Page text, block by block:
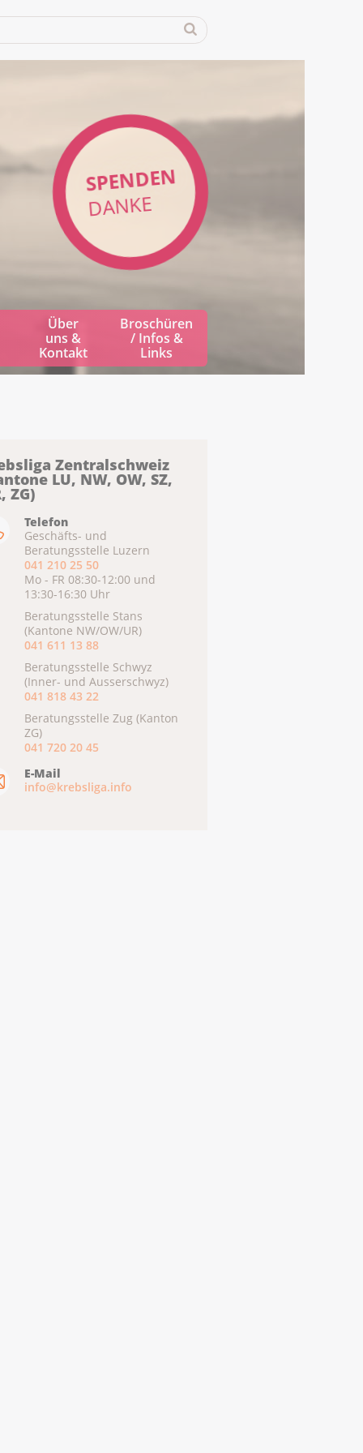
SPENDEN
DANKE
Über
uns &
Kontakt
Broschüren
/ Infos &
Links
Zentralschweiz
LU, NW, OW, SZ,
ZG)
Telefon
Geschäfts- und
Beratungsstelle Luzern
041 210 25 50
Mo - FR 08:30-12:00 und
13:30-16:30 Uhr
Beratungsstelle Stans
(Kantone NW/OW/UR)
041 611 13 88
Beratungsstelle Schwyz
(Inner- und Ausserschwyz)
041 818 43 22
Beratungsstelle Zug (Kanton
ZG)
041 720 20 45
E-Mail
info@krebsliga.info